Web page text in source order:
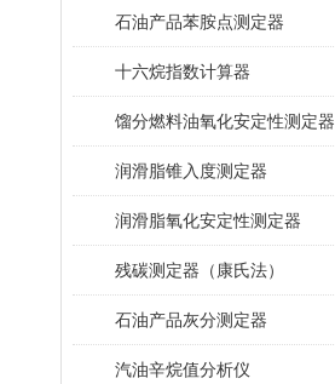
石油产品苯胺点测定器
十六烷指数计算器
馏分燃料油氧化安定性测定器
润滑脂锥入度测定器
润滑脂氧化安定性测定器
残碳测定器（康氏法）
石油产品灰分测定器
汽油辛烷值分析仪